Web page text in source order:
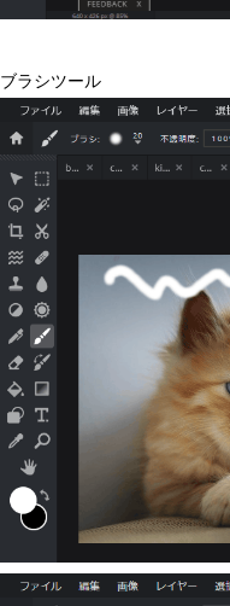
ブラシツール